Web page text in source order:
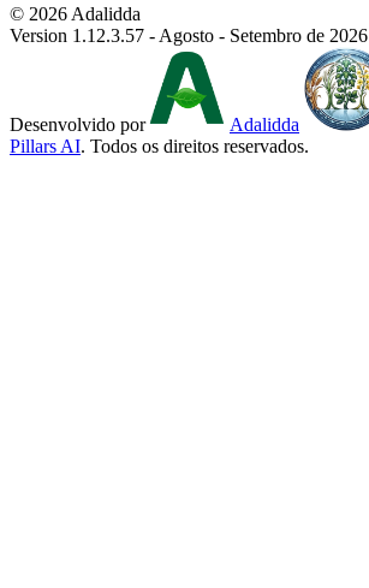
© 2026 Adalidda
Version 1.12.3.57 - Agosto - Setembro de 2026
Desenvolvido por Adalidda
Pillars AI. Todos os direitos reservados.